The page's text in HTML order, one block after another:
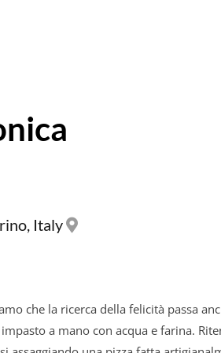
Italy
che la ricerca della felicità passa
a mano con acqua e farina.